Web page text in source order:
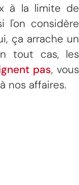
à la limite de
l'on considère
ça arrache un
tout cas, les
pas, vous
nos affaires.